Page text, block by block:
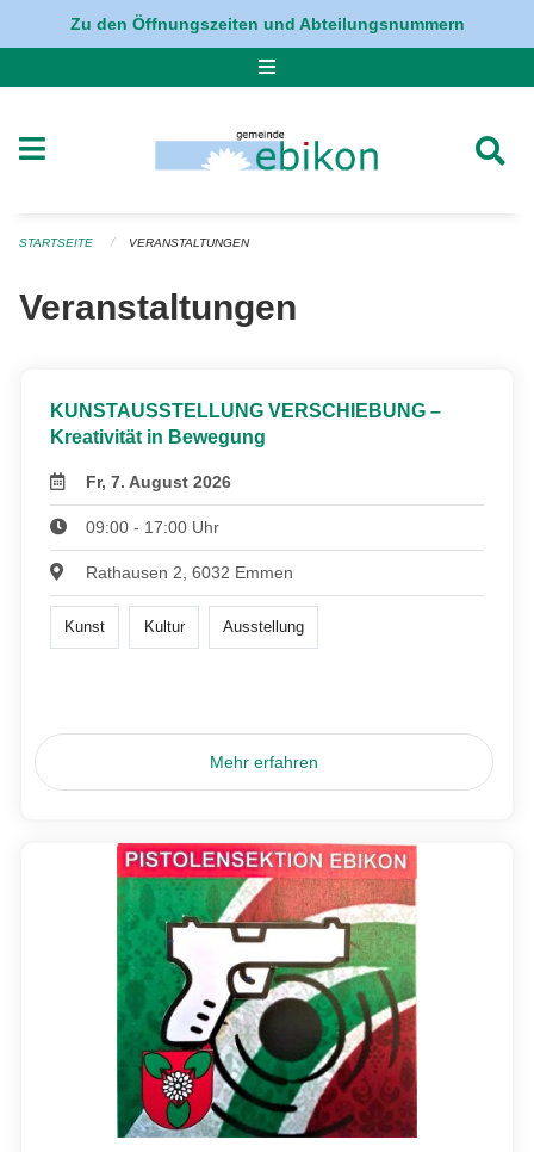
Navigation überspringen
Zu den Öffnungszeiten und Abteilungsnummern
STARTSEITE VERANSTALTUNGEN
Veranstaltungen
KUNSTAUSSTELLUNG VERSCHIEBUNG –
Kreativität in Bewegung
Fr, 7. August 2026
09:00 - 17:00 Uhr
Rathausen 2, 6032 Emmen
Kunst Kultur Ausstellung
Mehr erfahren